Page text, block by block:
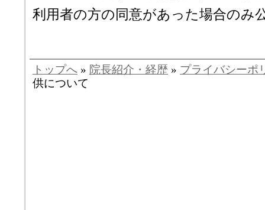
利用者の方の同意があった場合のみ
トップへ » 院長紹介・経歴 » プライバシーポ
供について